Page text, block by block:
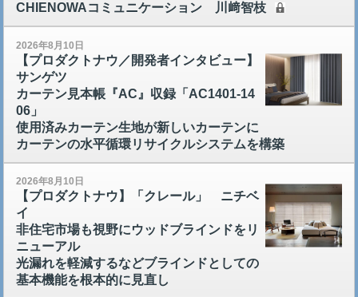
CHIENOWAコミュニケーション 川﨑智枝
2026年8月10日
【プロダクトナウ／開発者インタビュー】
サンゲツ
カーテン見本帳『AC』収録「AC1401-14
06」
使用済みカーテン生地が新しいカーテンに
カーテンの水平循環リサイクルシステムを構築
2026年8月10日
【プロダクトナウ】「クレール」 ニチベ
イ
非住宅市場も視野にウッドブラインドをリ
ニューアル
光漏れを軽減するなどブラインドとしての
基本機能を根本的に見直し